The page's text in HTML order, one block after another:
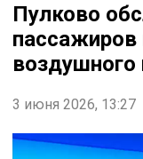
Пулково
пассажиров
воздушного
3 июня 2026, 13:27